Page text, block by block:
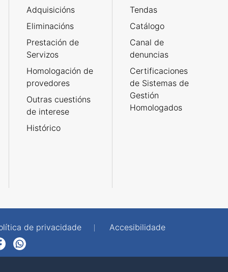
Adquisicións
Eliminacións
Prestación de
Servizos
Homologación de
provedores
Outras cuestións
de interese
Histórico
Tendas
Catálogo
Canal de
denuncias
Certificaciones
de Sistemas de
Gestión
Homologados
de privacidade
Accesibilidade